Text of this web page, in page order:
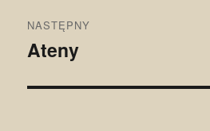
NASTĘPNY
Następny
Ateny